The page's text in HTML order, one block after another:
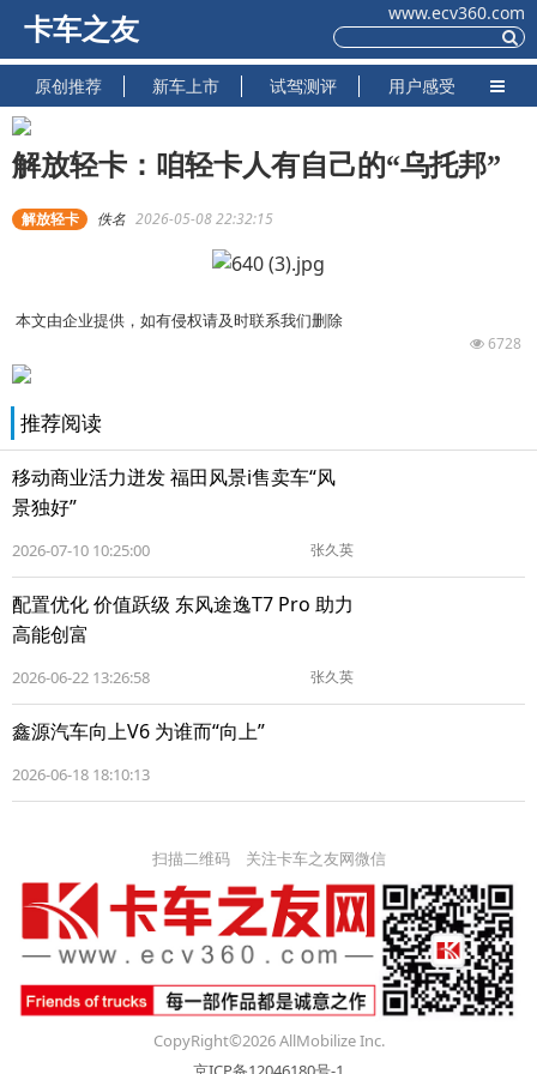
卡车之友
www.ecv360.com
原创推荐 新车上市 试驾测评 用户感受
解放轻卡：咱轻卡人有自己的“乌托邦”
解放轻卡 佚名 2026-05-08 22:32:15
本文由企业提供，如有侵权请及时联系我们删除
6728
推荐阅读
移动商业活力迸发 福田风景i售卖车“风
景独好”
2026-07-10 10:25:00 张久英
配置优化 价值跃级 东风途逸T7 Pro 助力
高能创富
2026-06-22 13:26:58 张久英
鑫源汽车向上V6 为谁而“向上”
2026-06-18 18:10:13
扫描二维码 关注卡车之友网微信
CopyRight©2026 AllMobilize Inc.